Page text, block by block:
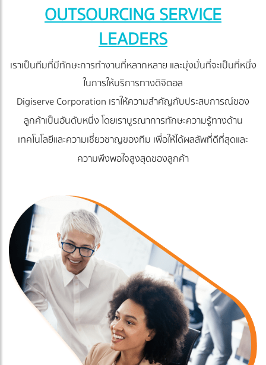
OUTSOURCING SERVICE
LEADERS
เราเป็นทีมที่มีทักษะการทำงานที่หลากหลาย และมุ่งมั่นที่จะเป็นที่หนึ่ง
ในการให้บริการทางดิจิตอล
Digiserve Corporation เราให้ความสำคัญกับประสบการณ์ของ
ลูกค้าเป็นอันดับหนึ่ง โดยเราบูรณาการทักษะความรู้ทางด้าน
เทคโนโลยีและความเชี่ยวชาญของทีม เพื่อให้ได้ผลลัพที่ดีที่สุดและ
ความพึงพอใจสูงสุดของลูกค้า